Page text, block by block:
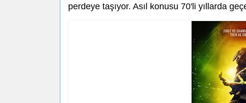
perdeye taşıyor. Asıl konusu 70'li yıllarda